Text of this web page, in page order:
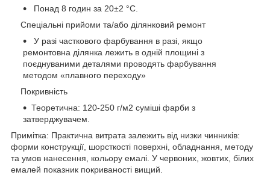
Понад 8 годин за 20±2 °C.
Спеціальні прийоми та/або ділянковий ремонт
У разі часткового фарбування в разі, якщо
ремонтовна ділянка лежить в одній площині з
поєднуваними деталями проводять фарбування
методом «плавного переходу»
Покривність
Теоретична: 120-250 г/м2 суміші фарби з
затверджувачем.
Примітка: Практична витрата залежить від низки чинників:
форми конструкції, шорсткості поверхні, обладнання, методу
та умов нанесення, кольору емалі. У червоних, жовтих, білих
емалей показник покриваності вищий.